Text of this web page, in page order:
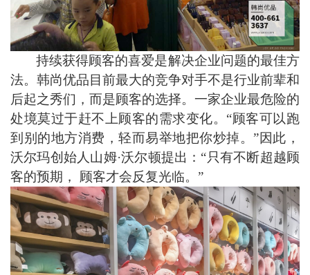
持续获得顾客的喜爱是解决企业问题的最佳方
法。韩尚优品目前最大的竞争对手不是行业前辈和
后起之秀们，而是顾客的选择。 一家企业最危险的
处境莫过于赶不上顾客的需求变化。 “顾客可以跑
到别的地方消费，轻而易举地把你炒掉。”因此，
沃尔玛创始人山姆·沃尔顿提出：“只有不断超越顾
客的预期， 顾客才会反复光临。”